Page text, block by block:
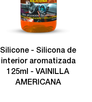
Silicone - Silicona de
interior aromatizada
125ml - VAINILLA
AMERICANA